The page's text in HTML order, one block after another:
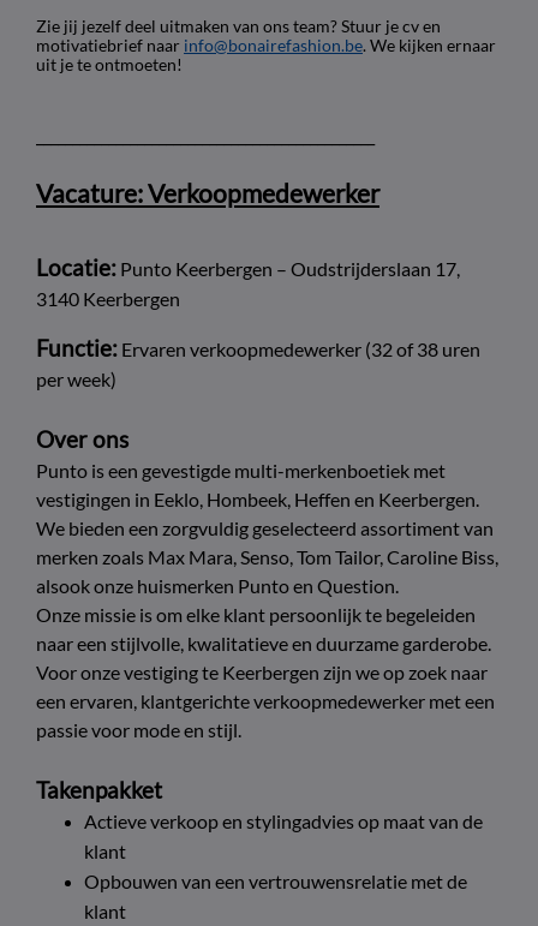
Zie jij jezelf deel uitmaken van ons team? Stuur je cv en
motivatiebrief naar info@bonairefashion.be. We kijken ernaar
uit je te ontmoeten!
Vacature: Verkoopmedewerker
Locatie: Punto Keerbergen – Oudstrijderslaan 17,
3140 Keerbergen
Functie: Ervaren verkoopmedewerker (32 of 38 uren
per week)
Over ons
Punto is een gevestigde multi-merkenboetiek met
vestigingen in Eeklo, Hombeek, Heffen en Keerbergen.
We bieden een zorgvuldig geselecteerd assortiment van
merken zoals Max Mara, Senso, Tom Tailor, Caroline Biss,
alsook onze huismerken Punto en Question.
Onze missie is om elke klant persoonlijk te begeleiden
naar een stijlvolle, kwalitatieve en duurzame garderobe.
Voor onze vestiging te Keerbergen zijn we op zoek naar
een ervaren, klantgerichte verkoopmedewerker met een
passie voor mode en stijl.
Takenpakket
Actieve verkoop en stylingadvies op maat van de
klant
Opbouwen van een vertrouwensrelatie met de
klant